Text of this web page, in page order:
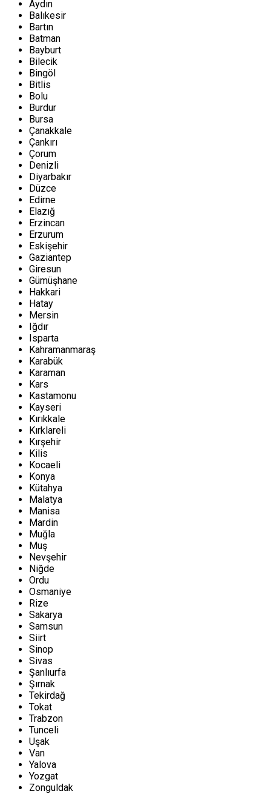
Aydın
Balıkesir
Bartın
Batman
Bayburt
Bilecik
Bingöl
Bitlis
Bolu
Burdur
Bursa
Çanakkale
Çankırı
Çorum
Denizli
Diyarbakır
Düzce
Edirne
Elazığ
Erzincan
Erzurum
Eskişehir
Gaziantep
Giresun
Gümüşhane
Hakkari
Hatay
Mersin
Iğdır
Isparta
Kahramanmaraş
Karabük
Karaman
Kars
Kastamonu
Kayseri
Kırıkkale
Kırklareli
Kırşehir
Kilis
Kocaeli
Konya
Kütahya
Malatya
Manisa
Mardin
Muğla
Muş
Nevşehir
Niğde
Ordu
Osmaniye
Rize
Sakarya
Samsun
Siirt
Sinop
Sivas
Şanlıurfa
Şırnak
Tekirdağ
Tokat
Trabzon
Tunceli
Uşak
Van
Yalova
Yozgat
Zonguldak